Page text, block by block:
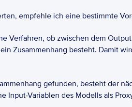
empfehle ich eine bestimmte
Verfahren, ob zwischen dem
Zusammenhang besteht. Damit
gefunden, besteht der
Input-Variablen des Modells als